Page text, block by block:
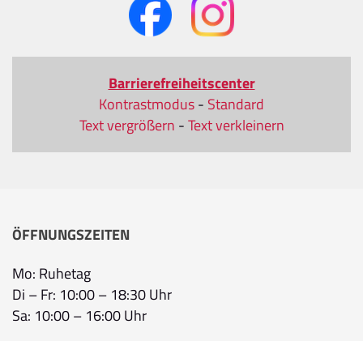
Barrierefreiheitscenter
Kontrastmodus- Standard
Text vergrößern -Text verkleinern
ÖFFNUNGSZEITEN
Mo: Ruhetag
Di – Fr: 10:00 – 18:30 Uhr
Sa: 10:00 – 16:00 Uhr